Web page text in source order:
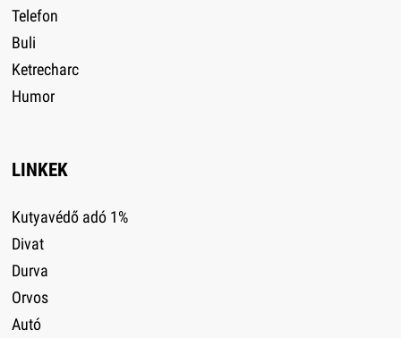
Telefon
Buli
Ketrecharc
Humor
LINKEK
Kutyavédő adó 1%
Divat
Durva
Orvos
Autó